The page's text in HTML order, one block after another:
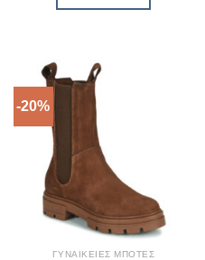
-20%
ΓΥΝΑΙΚΕΊΕΣ ΜΠΌΤΕΣ